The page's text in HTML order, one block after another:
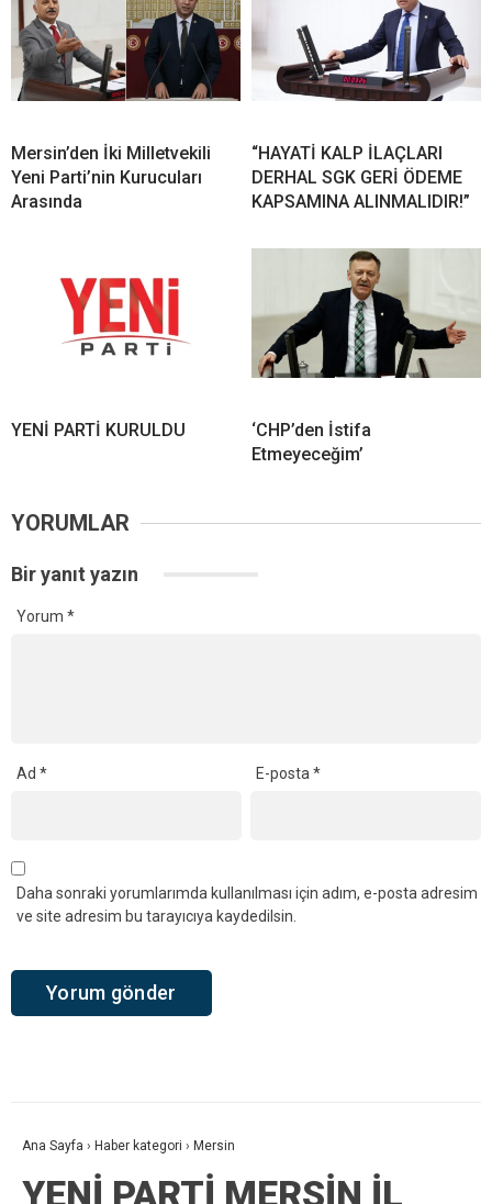
Mersin’den İki Milletvekili
Yeni Parti’nin Kurucuları
Arasında
“HAYATİ KALP İLAÇLARI
DERHAL SGK GERİ ÖDEME
KAPSAMINA ALINMALIDIR!”
YENİ PARTİ KURULDU
‘CHP’den İstifa
Etmeyeceğim’
YORUMLAR
Bir yanıt yazın
Yorum *
Ad * E-posta*
Daha sonraki yorumlarımda kullanılması için adım, e-posta adresim
ve site adresim bu tarayıcıya kaydedilsin.
Ana Sayfa › Haber kategori › Mersin
YENİ PARTİ MERSİN İL